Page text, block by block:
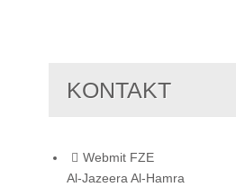
KONTAKT
Webmit FZE
Al-Jazeera Al-Hamra